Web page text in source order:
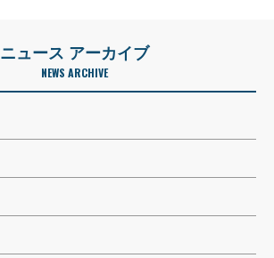
ニュース アーカイブ
NEWS ARCHIVE